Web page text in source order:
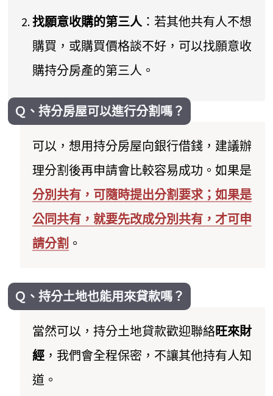
找願意收購的第三人：若其他共有人不想
購買，或購買價格談不好，可以找願意收
購持分房產的第三人。
Ｑ、持分房屋可以進行分割嗎？
可以，想用持分房屋向銀行借錢，建議辦
理分割後再申請會比較容易成功。如果是
分別共有，可隨時提出分割要求；如果是
公同共有，就要先改成分別共有，才可申
請分割 。
Ｑ、持分土地也能用來貸款嗎？
當然可以，持分土地貸款歡迎聯絡旺來財
經 ，我們會全程保密，不讓其他持有人知
道。